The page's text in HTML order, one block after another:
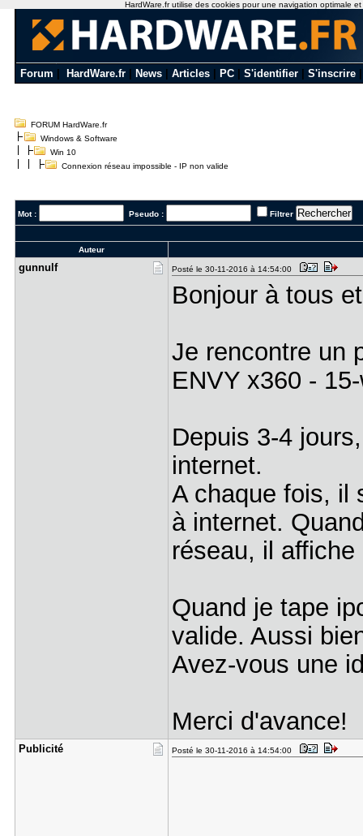
Forum HardWare.fr News Articles PC S'identifier S'inscrire
FORUM HardWare.fr
Windows & Software
Win 10
Connexion réseau impossible - IP non valide
Mot : Pseudo : Filtrer
Auteur
gunnulf Posté le 30-11-2016 à 14:54:00
Bonjour à tous
Je rencontre un
ENVY x360 -
Depuis 3-4
internet.
A chaque fois, il
à internet.
réseau, il
Quand je tape
valide. Aussi
Avez-vous une
Merci d'avance!
Publicité Posté le 30-11-2016 à 14:54:00
HardWare.fr utilise des cookies pour une navigation optimale